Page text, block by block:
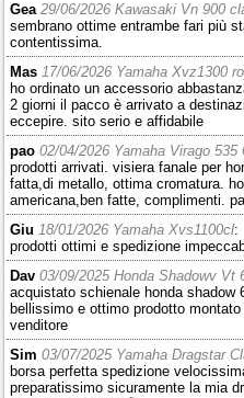
Gea 29/06/2026 Kawasaki Vn 900
sembrano ottime entrambe fari più
contentissima.
Mas 17/06/2026 Yamaha Xvz1300
ho ordinato un accessorio
2 giorni il pacco è arrivato a
eccepire. sito serio e affidabile
pao 02/04/2026 Yamaha Virago
prodotti arrivati. visiera fanale per
fatta,di metallo, ottima cromatura.
americana,ben fatte, complimenti.
Giu 18/01/2026 Yamaha Xvs1100cl:
prodotti ottimi e spedizione
Dav 03/09/2025 Honda Shadowv Vt
acquistato schienale honda shadow
bellissimo e ottimo prodotto
venditore
Sim 03/07/2025 Yamaha Dragstar
borsa perfetta spedizione
preparatissimo sicuramente la mia